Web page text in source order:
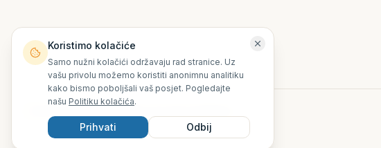
Koristimo kolačiće
Samo nužni kolačići održavaju rad stranice. Uz
vašu privolu možemo koristiti anonimnu analitiku
kako bismo poboljšali vaš posjet. Pogledajte
našu Politiku kolačića.
Prihvati Odbij